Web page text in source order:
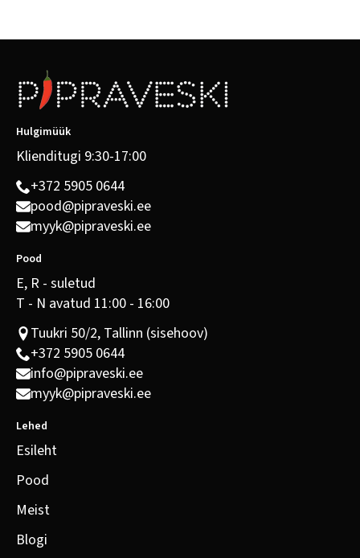
Hulgimüük
Klienditugi 9:30-17:00
+372 5905 0644
pood@pipraveski.ee
myyk@pipraveski.ee
Pood
E, R - suletud
T - N avatud 11:00 - 16:00
Tuukri 50/2, Tallinn (sisehoov)
+372 5905 0644
info@pipraveski.ee
myyk@pipraveski.ee
Lehed
Esileht
Pood
Meist
Blogi